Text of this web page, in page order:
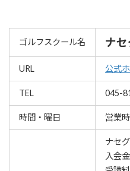
ゴルフスクール名 ナ
URL 公式
TEL 045-
時間・曜日 営業
ナセ
入会